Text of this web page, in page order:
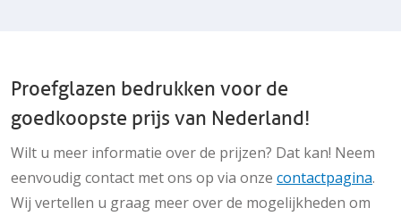
Proefglazen bedrukken voor de
goedkoopste prijs van Nederland!
Wilt u meer informatie over de prijzen? Dat kan! Neem
eenvoudig contact met ons op via onze contactpagina.
Wij vertellen u graag meer over de mogelijkheden om